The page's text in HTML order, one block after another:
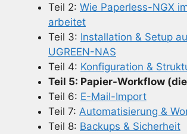
Teil 2: Wie Paperless-NGX
arbeitet
Teil 3: Installation & Setup
UGREEN-NAS
Teil 4: Konfiguration &
Teil 5: Papier-Workflow
Teil 6: E-Mail-Import
Teil 7: Automatisierung &
Teil 8: Backups & Sicherheit